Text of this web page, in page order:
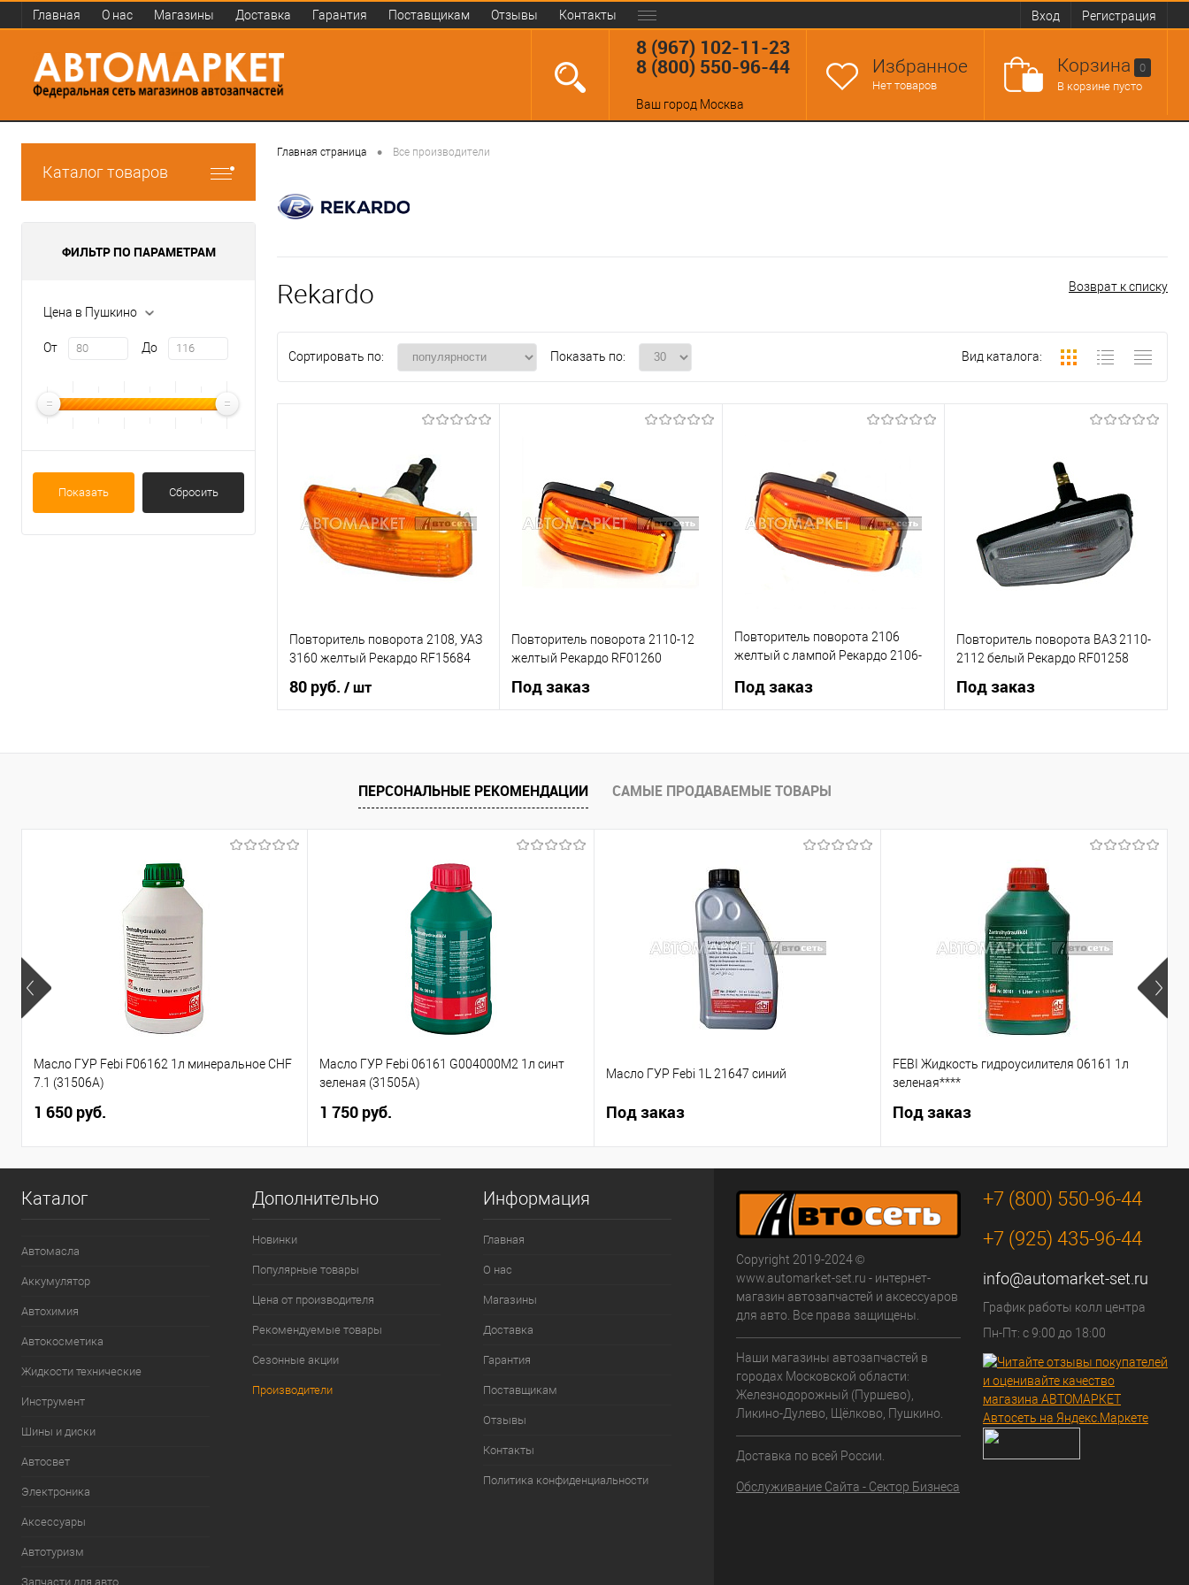
Главная О нас Магазины Доставка Гарантия Поставщикам Отзывы Контакты Вход Регистрация
8 (967) 102-11-23
8 (800) 550-96-44
Ваш город Москва
Избранное
Нет товаров
Корзина
0
В корзине пусто
Каталог товаров
ФИЛЬТР ПО ПАРАМЕТРАМ
Цена в Пушкино
От До
Показать Сбросить
Главная страница • Все производители
Возврат к списку
Rekardo
Сортировать по: Показать по: Вид каталога:
Повторитель поворота 2108, УАЗ
3160 желтый Рекардо RF15684
80 руб. / шт
Купить в 1 клик
К сравнению
В наличии
Повторитель поворота 2110-12
желтый Рекардо RF01260
Под заказ
Купить в 1 клик
К сравнению
Повторитель поворота 2106
желтый с лампой Рекардо 2106-
Под заказ
Купить в 1 клик
Повторитель поворота ВАЗ 2110-
2112 белый Рекардо RF01258
Под заказ
ПЕРСОНАЛЬНЫЕ РЕКОМЕНДАЦИИ САМЫЕ ПРОДАВАЕМЫЕ ТОВАРЫ
Масло ГУР Febi F06162 1л минеральное CHF
7.1 (31506A)
1 650 руб.
Масло ГУР Febi 06161 G004000M2 1л синт
зеленая (31505А)
1 750 руб.
Масло ГУР Febi 1L 21647 синий
Под заказ
FEBI Жидкость гидроусилителя 06161 1л
зеленая****
Под заказ
Каталог
Автомасла
Аккумулятор
Автохимия
Автокосметика
Жидкости технические
Инструмент
Шины и диски
Автосвет
Электроника
Аксессуары
Автотуризм
Запчасти для авто
Дополнительно
Новинки
Популярные товары
Цена от производителя
Рекомендуемые товары
Сезонные акции
Производители
Информация
Главная
О нас
Магазины
Доставка
Гарантия
Поставщикам
Отзывы
Контакты
Политика конфиденциальности
Copyright 2019-2024 ©
www.automarket-set.ru - интернет-
магазин автозапчастей и аксессуаров
для авто. Все права защищены.
Наши магазины автозапчастей в
городах Московской области:
Железнодорожный (Пуршево),
Ликино-Дулево, Щёлково, Пушкино.
Доставка по всей России.
Обслуживание Сайта - Сектор Бизнеса
+7 (800) 550-96-44
+7 (925) 435-96-44
info@automarket-set.ru
График работы колл центра
Пн-Пт: с 9:00 до 18:00